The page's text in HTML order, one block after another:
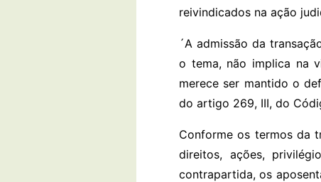
reivindicados na ação
´A admissão da
o tema, não implica na
merece ser mantido o
do artigo 269, III, do
Conforme os termos da
direitos, ações,
contrapartida, os